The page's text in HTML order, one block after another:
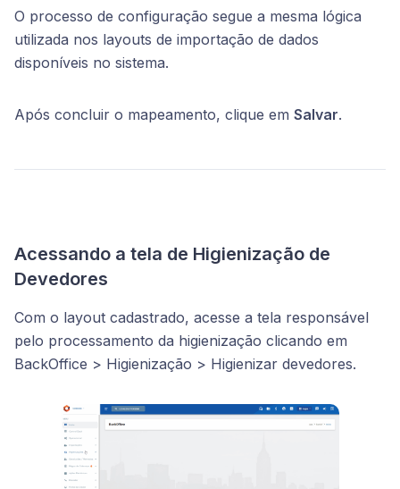
O processo de configuração segue a mesma lógica
utilizada nos layouts de importação de dados
disponíveis no sistema.
Após concluir o mapeamento, clique em Salvar.
Acessando a tela de Higienização de
Devedores
Com o layout cadastrado, acesse a tela responsável
pelo processamento da higienização clicando em
BackOffice > Higienização > Higienizar devedores.